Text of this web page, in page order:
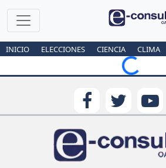
INICIO ELECCIONES CIENCIA CLIMA